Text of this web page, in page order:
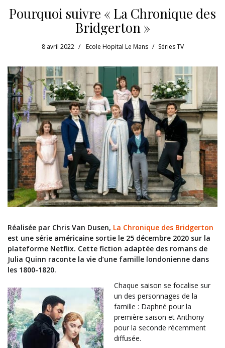
Pourquoi suivre « La Chronique des
Bridgerton »
8 avril 2022 Ecole Hopital Le Mans Séries TV
Réalisée par Chris Van Dusen, La Chronique des Bridgerton
est une série américaine sortie le 25 décembre 2020 sur la
plateforme Netflix. Cette fiction adaptée des romans de
Julia Quinn raconte la vie d’une famille londonienne dans
les 1800-1820.
Chaque saison se focalise sur
un des personnages de la
famille : Daphné pour la
première saison et Anthony
pour la seconde récemment
diffusée.